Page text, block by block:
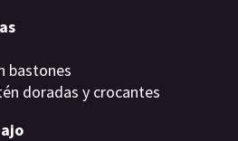
bastones
doradas y crocantes